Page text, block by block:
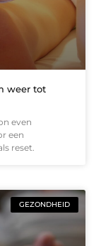
weer tot
even
een
reset.
GEZONDHEID